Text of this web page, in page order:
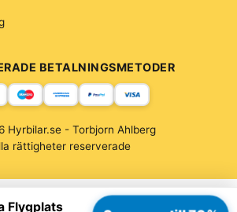
Flygplats
BETALNINGSMETODER
Hyrbilar.se - Torbjorn Ahlberg
rättigheter reserverade